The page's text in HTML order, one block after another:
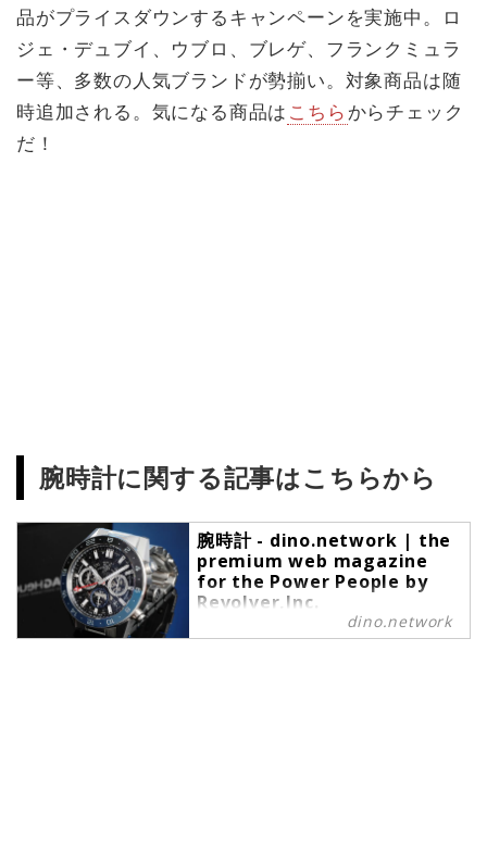
品がプライスダウンするキャンペーンを実施中。ロ
ジェ・デュブイ、ウブロ、ブレゲ、フランクミュラ
ー等、多数の人気ブランドが勢揃い。対象商品は随
時追加される。気になる商品は こちら からチェック
だ！
腕時計に関する記事はこちらから
腕時計 - dino.network | the
premium web magazine
for the Power People by
Revolver,Inc.
腕時計 の記事一覧 - dino.network
dino.network